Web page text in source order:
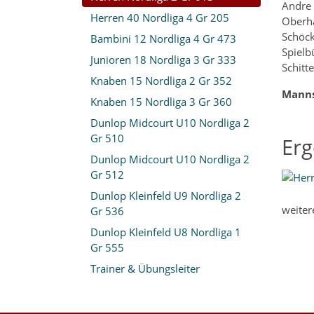
Herren 40 Nordliga 4 Gr 205
Bambini 12 Nordliga 4 Gr 473
Junioren 18 Nordliga 3 Gr 333
Knaben 15 Nordliga 2 Gr 352
Knaben 15 Nordliga 3 Gr 360
Dunlop Midcourt U10 Nordliga 2
Gr 510
Dunlop Midcourt U10 Nordliga 2
Gr 512
Dunlop Kleinfeld U9 Nordliga 2
Gr 536
Dunlop Kleinfeld U8 Nordliga 1
Gr 555
Trainer & Übungsleiter